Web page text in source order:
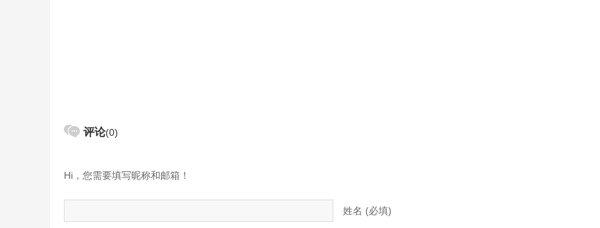
评论(0)
Hi，您需要填写昵称和邮箱！
姓名 (必填)